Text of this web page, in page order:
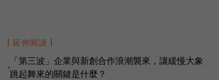
延伸閱讀
●
「第三波」企業與新創合作浪潮襲來，讓緩慢大象
跳起舞來的關鍵是什麼？